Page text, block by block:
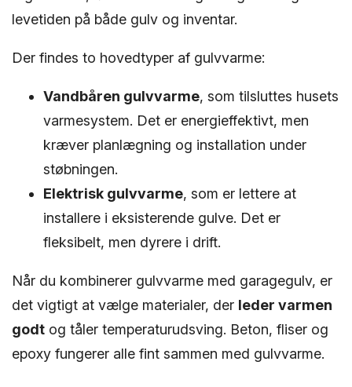
levetiden på både gulv og inventar.
Der findes to hovedtyper af gulvvarme:
Vandbåren gulvvarme, som tilsluttes husets
varmesystem. Det er energieffektivt, men
kræver planlægning og installation under
støbningen.
Elektrisk gulvvarme, som er lettere at
installere i eksisterende gulve. Det er
fleksibelt, men dyrere i drift.
Når du kombinerer gulvvarme med garagegulv, er
det vigtigt at vælge materialer, der leder varmen
godt og tåler temperaturudsving. Beton, fliser og
epoxy fungerer alle fint sammen med gulvvarme.